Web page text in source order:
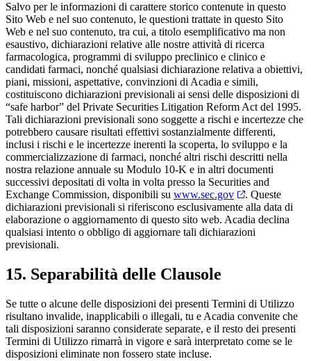
Salvo per le informazioni di carattere storico contenute in questo
Sito Web e nel suo contenuto, le questioni trattate in questo Sito
Web e nel suo contenuto, tra cui, a titolo esemplificativo ma non
esaustivo, dichiarazioni relative alle nostre attività di ricerca
farmacologica, programmi di sviluppo preclinico e clinico e
candidati farmaci, nonché qualsiasi dichiarazione relativa a obiettivi,
piani, missioni, aspettative, convinzioni di Acadia e simili,
costituiscono dichiarazioni previsionali ai sensi delle disposizioni di
“safe harbor” del Private Securities Litigation Reform Act del 1995.
Tali dichiarazioni previsionali sono soggette a rischi e incertezze che
potrebbero causare risultati effettivi sostanzialmente differenti,
inclusi i rischi e le incertezze inerenti la scoperta, lo sviluppo e la
commercializzazione di farmaci, nonché altri rischi descritti nella
nostra relazione annuale su Modulo 10-K e in altri documenti
successivi depositati di volta in volta presso la Securities and
Exchange Commission, disponibili su www.sec.gov
. Queste
dichiarazioni previsionali si riferiscono esclusivamente alla data di
elaborazione o aggiornamento di questo sito web. Acadia declina
qualsiasi intento o obbligo di aggiornare tali dichiarazioni
previsionali.
15. Separabilità delle Clausole
Se tutte o alcune delle disposizioni dei presenti Termini di Utilizzo
risultano invalide, inapplicabili o illegali, tu e Acadia convenite che
tali disposizioni saranno considerate separate, e il resto dei presenti
Termini di Utilizzo rimarrà in vigore e sarà interpretato come se le
disposizioni eliminate non fossero state incluse.